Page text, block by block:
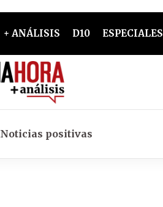
+ ANÁLISIS D10 ESPECIALES
Noticias positivas